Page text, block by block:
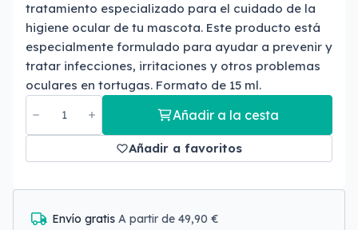
tratamiento especializado para el cuidado de la
higiene ocular de tu mascota. Este producto está
especialmente formulado para ayudar a prevenir y
tratar infecciones, irritaciones y otros problemas
oculares en tortugas. Formato de 15 ml.
Añadir a la cesta
Añadir a favoritos
Envío gratis A partir de 49,90 €